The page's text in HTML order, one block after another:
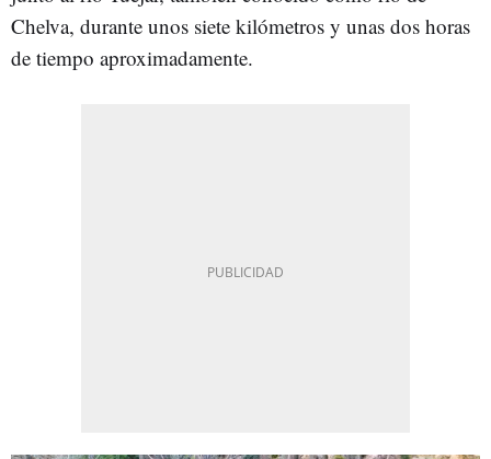
Chelva, durante unos siete kilómetros y unas dos horas
de tiempo aproximadamente.